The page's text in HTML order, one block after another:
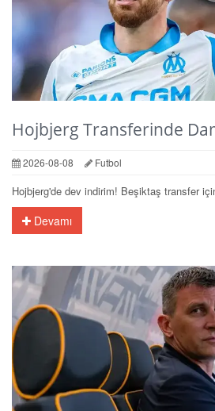
Hojbjerg Transferinde
2026-08-08 Futbol
Hojbjerg'de dev indirim! Beşiktaş transfer
Devamı